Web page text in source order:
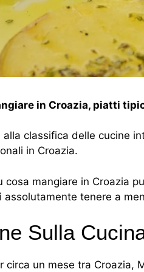
in Croazia, piatti
classifica delle cucine
in Croazia.
mangiare in Croazia
assolutamente tenere a
Sulla
un mese tra Croazia,